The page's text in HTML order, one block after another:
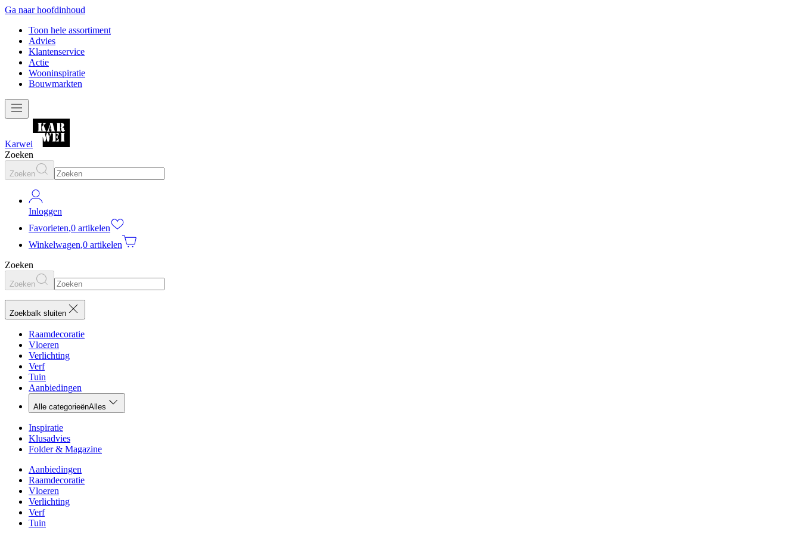
Ga naar hoofdinhoud
Toon hele assortiment
Advies
Klantenservice
Actie
Wooninspiratie
Bouwmarkten
Karwei
Zoeken
Zoeken
Inloggen
Favorieten,0 artikelen
Winkelwagen,0 artikelen
Zoeken
Zoeken
Zoekbalk sluiten
Raamdecoratie
Vloeren
Verlichting
Verf
Tuin
Aanbiedingen
Alle categorieënAlles
Inspiratie
Klusadvies
Folder & Magazine
Aanbiedingen
Raamdecoratie
Vloeren
Verlichting
Verf
Tuin